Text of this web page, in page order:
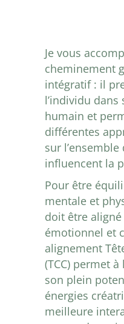
Je vous
cheminement
intégratif : il
l’individu dans
humain et
différentes
sur
influencent la
Pour être
mentale et
doit être
émotionnel et
alignement
(TCC) permet à
son plein
énergies
meilleure